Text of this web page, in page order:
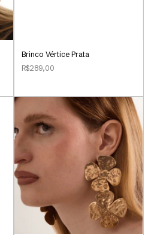
Brinco Vértice Prata
R$289,00